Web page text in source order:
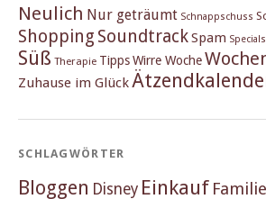
Neulich Nur geträumt Schnappschuss
Shopping SoundtrackSpam Specials
Süß Therapie TippsWirre Woche
Zuhause im Glück
SCHLAGWÖRTER
Bloggen Disney Einkauf Familie